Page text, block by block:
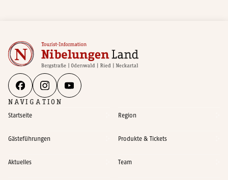
NAVIGATION
Startseite
Region
Gästeführungen Produkte & Tickets
Aktuelles Team